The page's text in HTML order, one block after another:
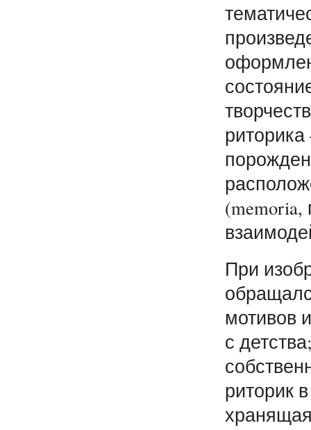
При
мотивов
с
риторик